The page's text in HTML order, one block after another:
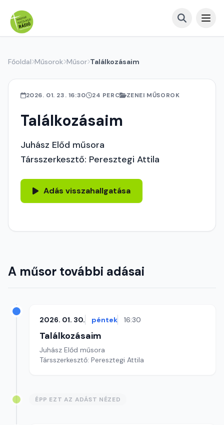
Főoldal Műsorok Műsor Találkozásaim
2026. 01. 23. 16:30 24 PERC ZENEI MŰSOROK
Találkozásaim
Juhász Előd műsora
Társszerkesztő: Peresztegi Attila
Adás visszahallgatása
A műsor további adásai
2026. 01. 30. péntek 16:30
Találkozásaim
Juhász Előd műsora
Társszerkesztő: Peresztegi Attila
ÉPP EZT AZ ADÁST NÉZED